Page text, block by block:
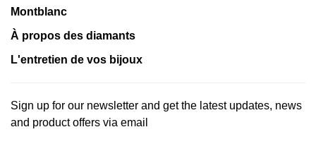
Montblanc
À propos des diamants
L'entretien de vos bijoux
Sign up for our newsletter and get the latest updates, news
and product offers via email